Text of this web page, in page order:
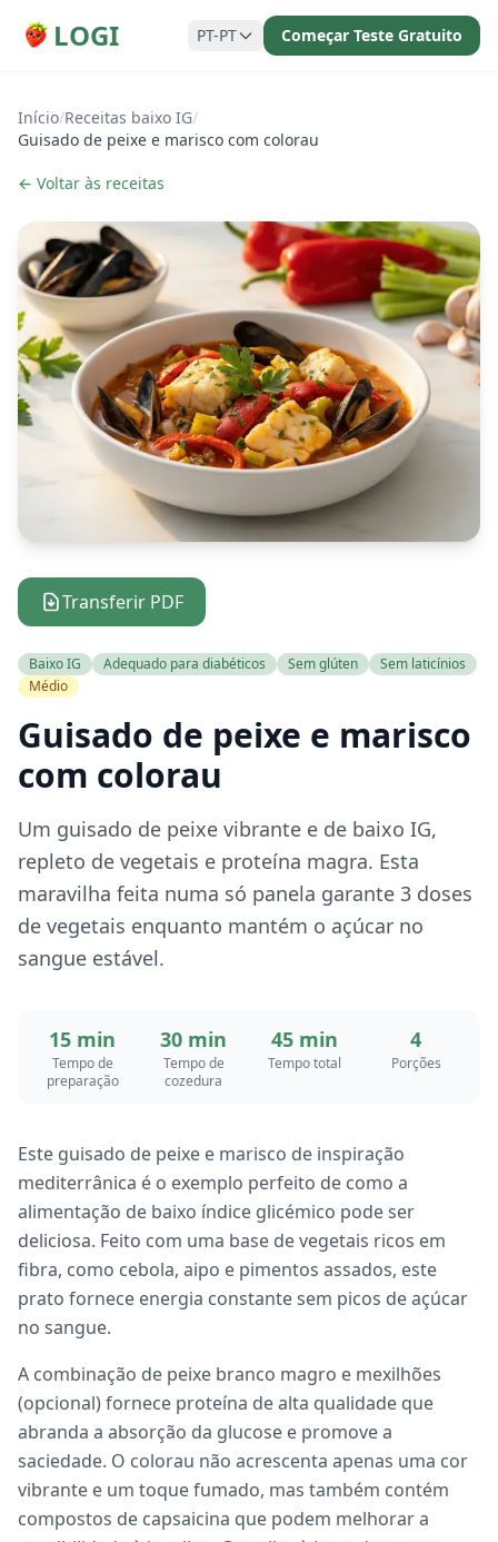
LOGI PT-PT Começar Teste Gratuito
Início/Receitas baixo IG/
Guisado de peixe e marisco com colorau
← Voltar às receitas
Transferir PDF
Baixo IG Adequado para diabéticos Sem glúten
Sem laticínios
Médio
Guisado de peixe e marisco
com colorau
Um guisado de peixe vibrante e de baixo IG,
repleto de vegetais e proteína magra. Esta
maravilha feita numa só panela garante 3 doses
de vegetais enquanto mantém o açúcar no
sangue estável.
15 min
Tempo de
preparação
30 min
Tempo de
cozedura
45 min
Tempo total
4
Porções
Este guisado de peixe e marisco de inspiração
mediterrânica é o exemplo perfeito de como a
alimentação de baixo índice glicémico pode ser
deliciosa. Feito com uma base de vegetais ricos em
fibra, como cebola, aipo e pimentos assados, este
prato fornece energia constante sem picos de açúcar
no sangue.
A combinação de peixe branco magro e mexilhões
(opcional) fornece proteína de alta qualidade que
abranda a absorção da glucose e promove a
saciedade. O colorau não acrescenta apenas uma cor
vibrante e um toque fumado, mas também contém
compostos de capsaicina que podem melhorar a